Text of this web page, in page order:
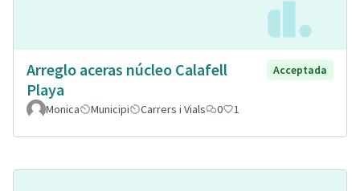
Arreglo aceras núcleo Calafell
Playa
Acceptada
Monica Municipi Carrers i Vials 0 1